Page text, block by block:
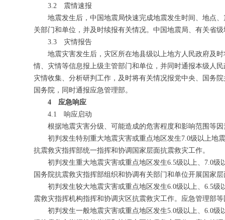
3.2 震情速报
地震发生后，中国地震局快速完成地震发生时间、地点
关部门和单位，并及时续报有关情况。中国地震局、有关省
3.3 灾情报告
地震灾害发生后，灾区所在地县级以上地方人民政府及
情、灾情等信息报上级主管部门和单位，并同时通报本级人
灾情收集、分析研判工作，及时将有关情况报党中央、国务
国务院，同时通报应急管理部。
4 应急响应
4.1 响应启动
根据地震灾害分级、可能造成的危害程度和影响范围等
初判发生特别重大地震灾害或重点地区发生7.0级以上地
抗震救灾指挥部统一指挥和协调国家层面抗震救灾工作。
初判发生重大地震灾害或重点地区发生6.5级以上、7.0
国务院抗震救灾指挥部组织和协调有关部门和单位开展国家
初判发生较大地震灾害或重点地区发生6.0级以上、6.5
震救灾指挥机构指挥和协调灾区抗震救灾工作。应急管理部
初判发生一般地震灾害或重点地区发生5.0级以上、6.0